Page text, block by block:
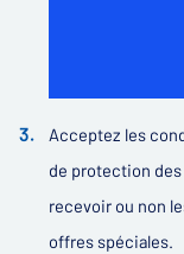
Acceptez les
de protection
recevoir ou non
offres spéciales.